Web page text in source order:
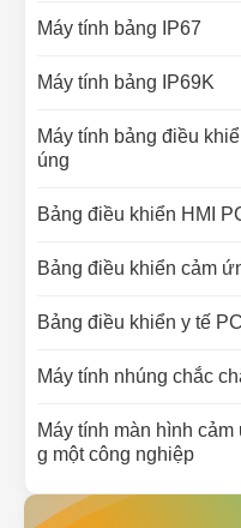
Máy tính bảng IP67
Máy tính bảng IP69K
Máy tính bảng điều
úng
Bảng điều khiển HMI
Bảng điều khiển cảm
Bảng điều khiển y tế PC
Máy tính nhúng chắc
Máy tính màn hình cảm
g một công nghiệp